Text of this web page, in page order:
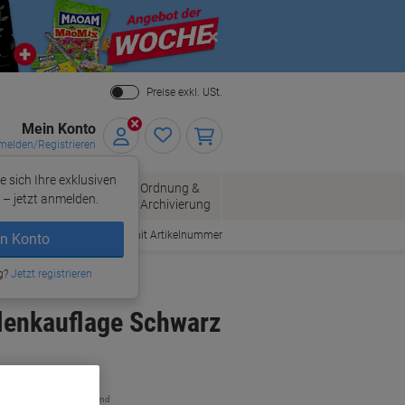
Close
Preise exkl. USt.
Mein Konto
Registrieren
sich Ihre exklusiven
jetzt anmelden.
Konto
Jetzt registrieren
Bürobedarf
Ordnung &
Archivierung
Bestellen mit Artikelnummer
Schwarz
zzgl. Versand